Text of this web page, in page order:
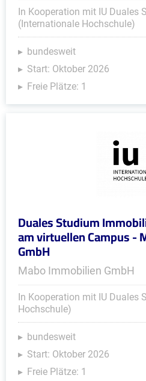
In Kooperation mit IU Duales
(Internationale Hochschule)
bundesweit
Start: Oktober 2026
Freie Plätze: 1
Duales Studium
am virtuellen Campus -
GmbH
Mabo Immobilien GmbH
In Kooperation mit IU Duales
Hochschule)
bundesweit
Start: Oktober 2026
Freie Plätze: 1